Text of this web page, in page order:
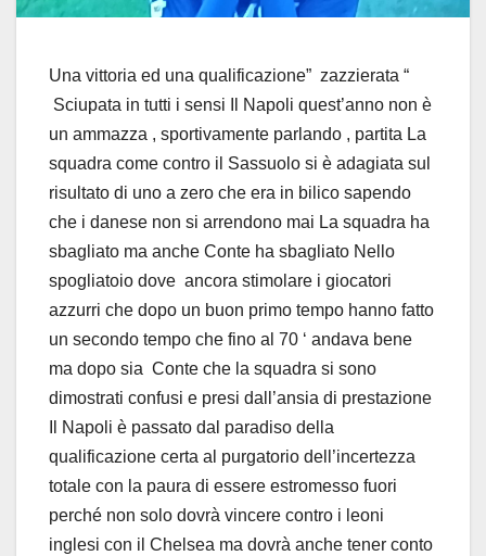
Una vittoria ed una qualificazione” zazzierata “
Sciupata in tutti i sensi Il Napoli quest’anno non è
un ammazza , sportivamente parlando , partita La
squadra come contro il Sassuolo si è adagiata sul
risultato di uno a zero che era in bilico sapendo
che i danese non si arrendono mai La squadra ha
sbagliato ma anche Conte ha sbagliato Nello
spogliatoio dove ancora stimolare i giocatori
azzurri che dopo un buon primo tempo hanno fatto
un secondo tempo che fino al 70 ‘ andava bene
ma dopo sia Conte che la squadra si sono
dimostrati confusi e presi dall’ansia di prestazione
Il Napoli è passato dal paradiso della
qualificazione certa al purgatorio dell’incertezza
totale con la paura di essere estromesso fuori
perché non solo dovrà vincere contro i leoni
inglesi con il Chelsea ma dovrà anche tener conto